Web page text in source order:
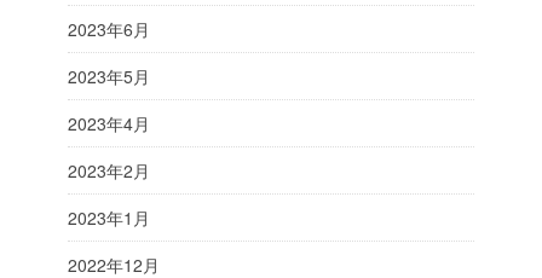
2023年6月
2023年5月
2023年4月
2023年2月
2023年1月
2022年12月